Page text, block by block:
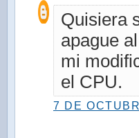
Quisiera
apague
mi
el CPU.
7 DE